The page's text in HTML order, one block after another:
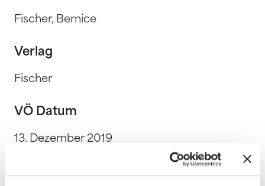
Fischer, Bernice
Verlag
Fischer
VÖ Datum
13. Dezember 2019